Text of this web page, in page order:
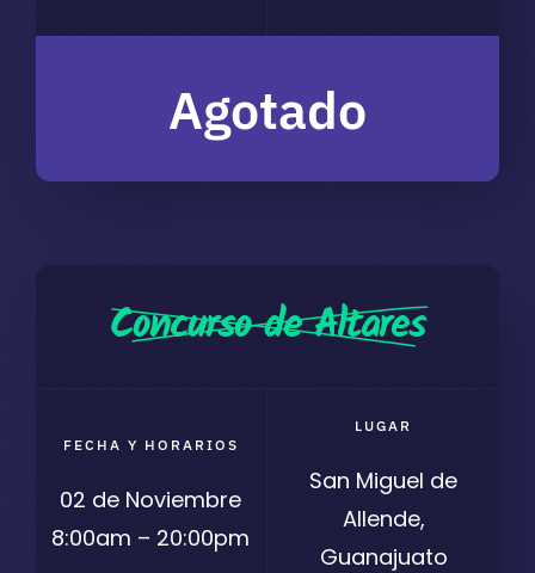
Agotado
Concurso de Altares
FECHA Y HORARIOS
02 de Noviembre
8:00am – 20:00pm
LUGAR
San Miguel de
Allende,
Guanajuato